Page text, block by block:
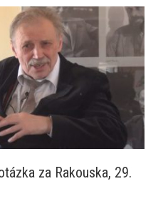
za Rakouska, 29.